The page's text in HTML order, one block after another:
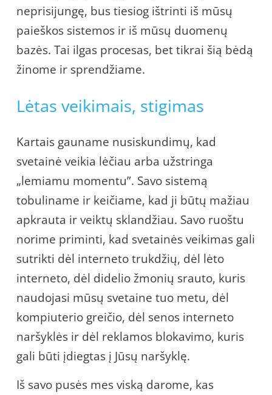
neprisijungę, bus tiesiog ištrinti iš mūsų
paieškos sistemos ir iš mūsų duomenų
bazės. Tai ilgas procesas, bet tikrai šią bėdą
žinome ir sprendžiame.
Lėtas veikimais, stigimas
Kartais gauname nusiskundimų, kad
svetainė veikia lėčiau arba užstringa
„lemiamu momentu”. Savo sistemą
tobuliname ir keičiame, kad ji būtų mažiau
apkrauta ir veiktų sklandžiau. Savo ruoštu
norime priminti, kad svetainės veikimas gali
sutrikti dėl interneto trukdžių, dėl lėto
interneto, dėl didelio žmonių srauto, kuris
naudojasi mūsų svetaine tuo metu, dėl
kompiuterio greičio, dėl senos interneto
naršyklės ir dėl reklamos blokavimo, kuris
gali būti įdiegtas į Jūsų naršyklę.
Iš savo pusės mes viską darome, kas